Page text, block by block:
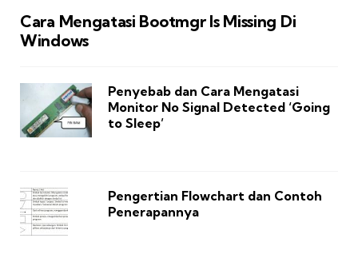
Cara Mengatasi Bootmgr Is Missing Di
Windows
Penyebab dan Cara Mengatasi
Monitor No Signal Detected ‘Going
to Sleep’
Pengertian Flowchart dan Contoh
Penerapannya